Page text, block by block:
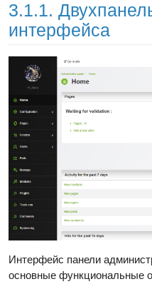
3.1.1.
интерфейса
Интерфейс панели
основные функциональные